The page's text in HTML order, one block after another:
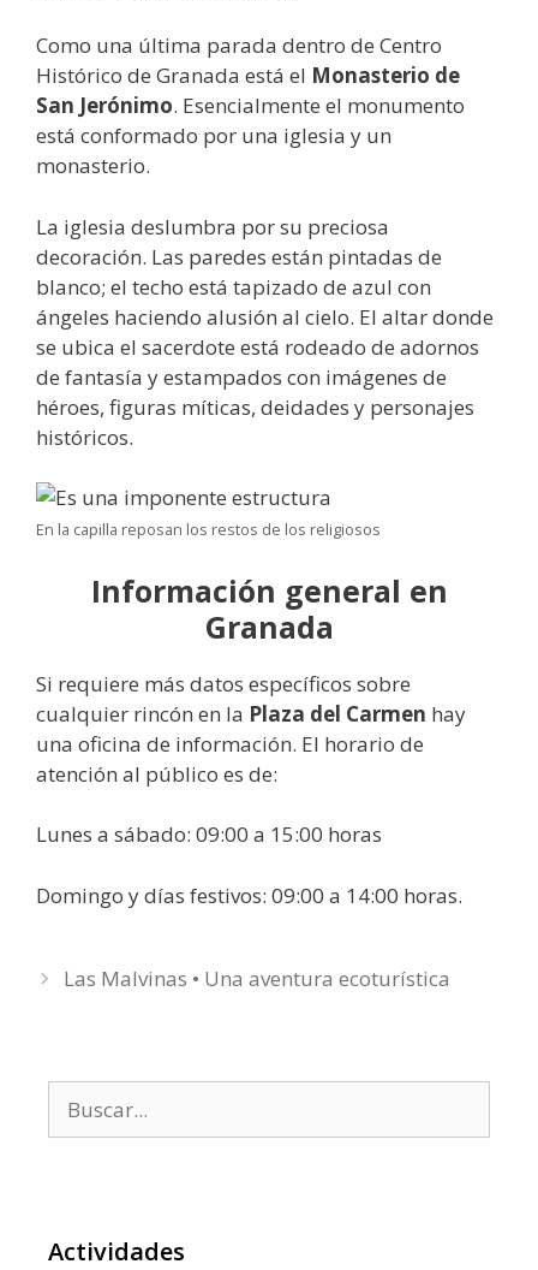
Como una última parada dentro de Centro
Histórico de Granada está el Monasterio de
San Jerónimo. Esencialmente el monumento
está conformado por una iglesia y un
monasterio.
La iglesia deslumbra por su preciosa
decoración. Las paredes están pintadas de
blanco; el techo está tapizado de azul con
ángeles haciendo alusión al cielo. El altar donde
se ubica el sacerdote está rodeado de adornos
de fantasía y estampados con imágenes de
héroes, figuras míticas, deidades y personajes
históricos.
En la capilla reposan los restos de los religiosos
Información general en
Granada
Si requiere más datos específicos sobre
cualquier rincón en la Plaza del Carmen hay
una oficina de información. El horario de
atención al público es de:
Lunes a sábado: 09:00 a 15:00 horas
Domingo y días festivos: 09:00 a 14:00 horas.
Las Malvinas • Una aventura ecoturística
Actividades